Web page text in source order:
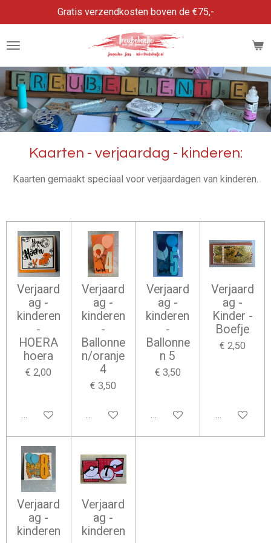
direct
naar
hoofdinhoud
Gratis verzendkosten boven de €75,-
Kaarten - verjaardag - kinderen:
Kaarten gemaakt speciaal voor verjaardagen van kinderen.
Verjaard
ag -
kinderen
-
HOERA
hoera
€ 2,00
Bekijk details
Verjaard
ag -
kinderen
-
Ballonne
n/oranje
4
€ 3,50
Bekijk details
Verjaard
ag -
kinderen
-
Ballonne
n 5
€ 3,50
Bekijk details
Verjaard
ag -
Kinder -
Boefje
€ 2,50
Bekijk details
Verjaard
ag -
kinderen
Verjaard
ag -
kinderen